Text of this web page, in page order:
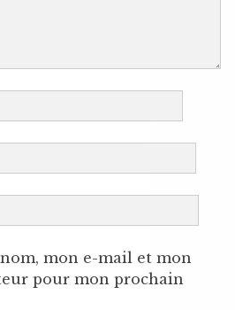
mon e-mail et mon
pour mon prochain